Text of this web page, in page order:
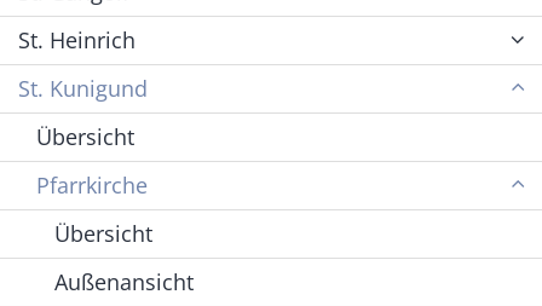
St. Heinrich
St. Kunigund
Übersicht
Pfarrkirche
Übersicht
Außenansicht